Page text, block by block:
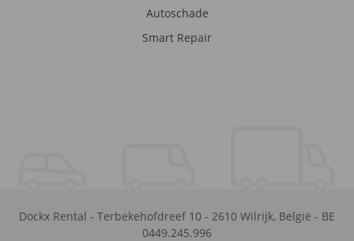
Autoschade
Smart Repair
Dockx Rental - Terbekehofdreef 10 - 2610 Wilrijk, België - BE
0449.245.996